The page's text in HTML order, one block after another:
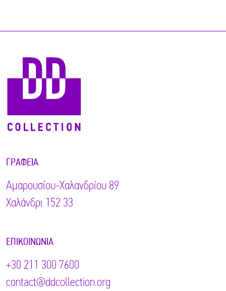
ΓΡΑΦΕΊΑ
Αμαρουσίου-Χαλανδρίου 89
Χαλάνδρι 152 33
ΕΠΙΚΟΙΝΩΝΊΑ
+30 211 300 7600
contact@ddcollection.org